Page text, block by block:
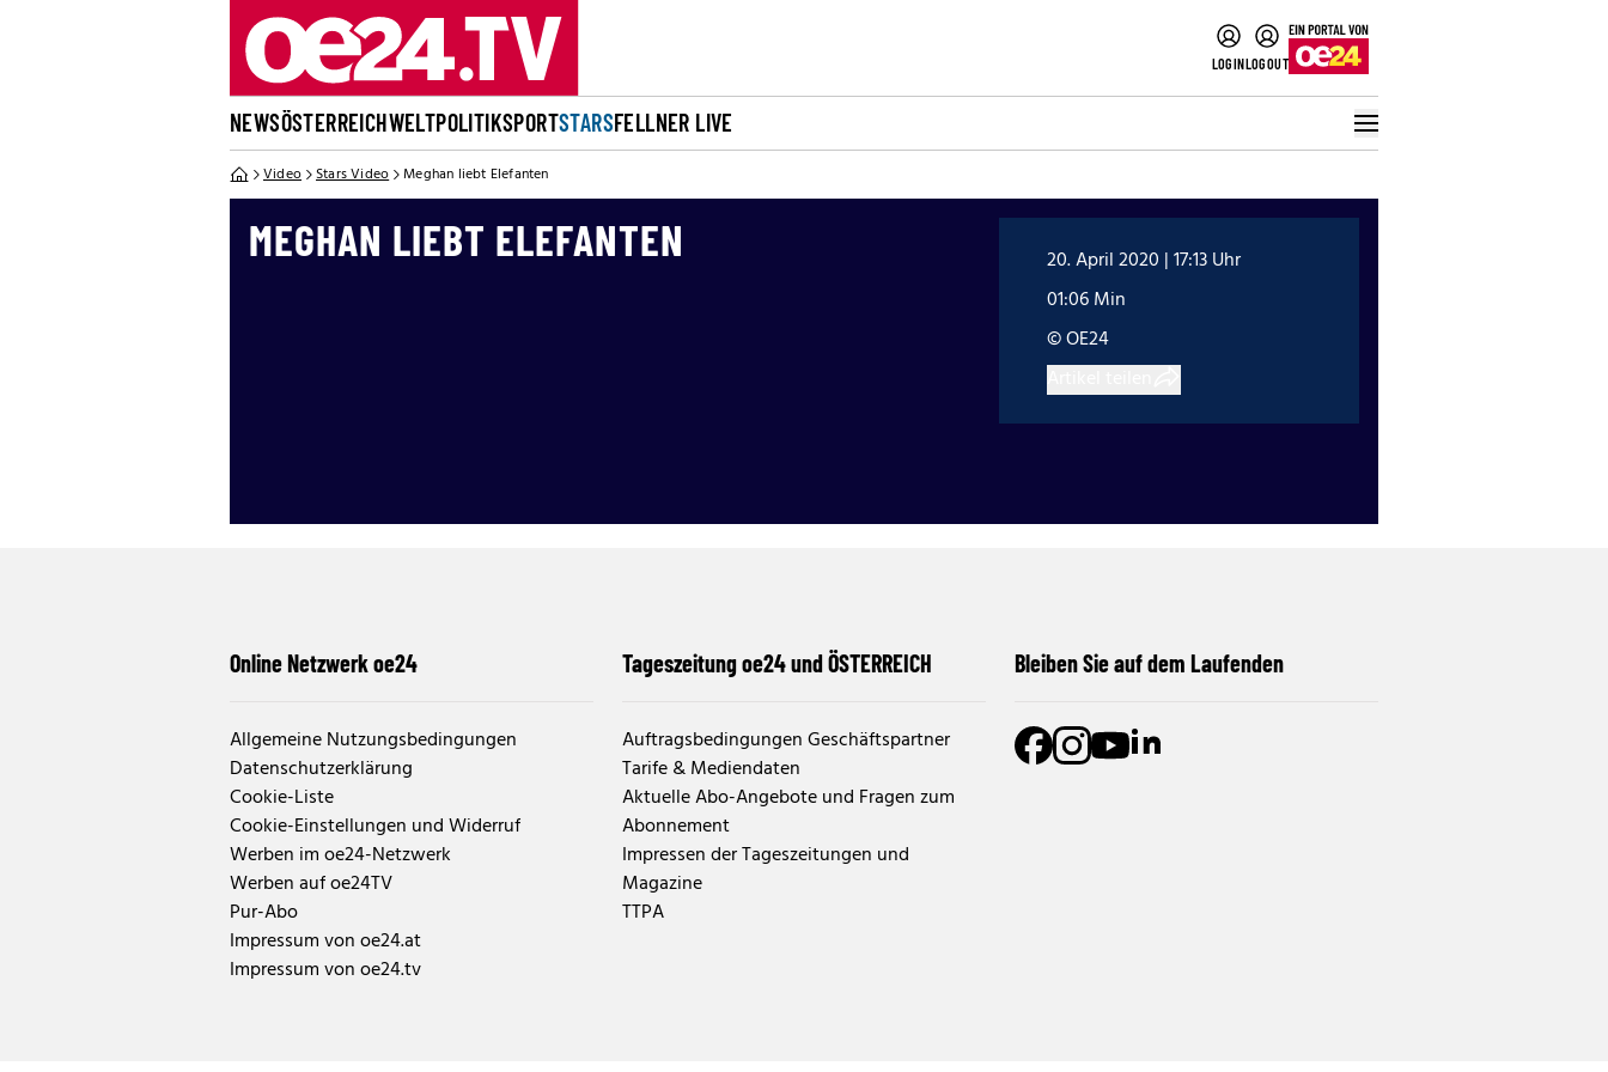
LOGINLOGOUT
NEWSÖSTERREICHWELTPOLITIKSPORTSTARSFELLNER LIVE
Video Stars Video Meghan liebt Elefanten
MEGHAN LIEBT ELEFANTEN
20. April 2020 | 17:13 Uhr
01:06 Min
© OE24
Online Netzwerk oe24
Allgemeine Nutzungsbedingungen
Datenschutzerklärung
Cookie-Liste
Cookie-Einstellungen und Widerruf
Werben im oe24-Netzwerk
Werben auf oe24TV
Pur-Abo
Impressum von oe24.at
Impressum von oe24.tv
Tageszeitung oe24 und ÖSTERREICH
Auftragsbedingungen Geschäftspartner
Tarife & Mediendaten
Aktuelle Abo-Angebote und Fragen zum
Abonnement
Impressen der Tageszeitungen und
Magazine
TTPA
Bleiben Sie auf dem Laufenden